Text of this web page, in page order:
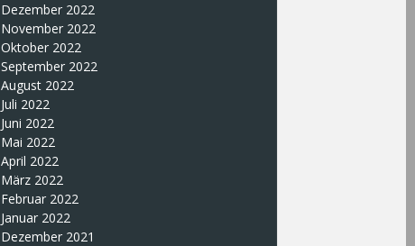
Dezember 2022
November 2022
Oktober 2022
September 2022
August 2022
Juli 2022
Juni 2022
Mai 2022
April 2022
März 2022
Februar 2022
Januar 2022
Dezember 2021